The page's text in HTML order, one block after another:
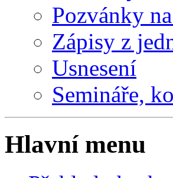
Pozvánky
Zápisy z
Usnesení
Semináře,
Hlavní menu